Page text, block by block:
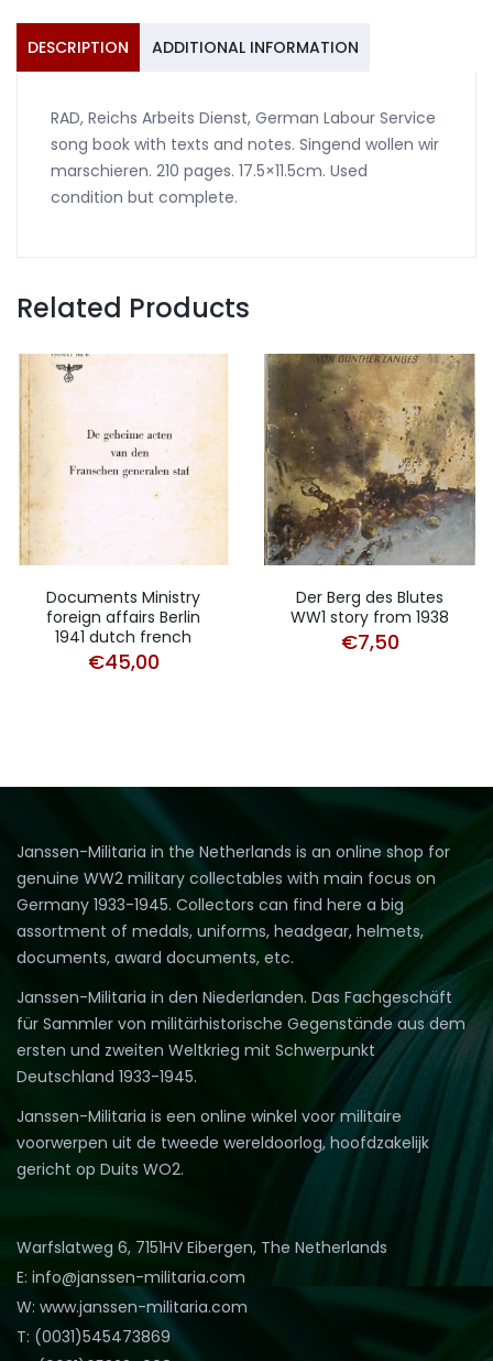
#1
quantity
DESCRIPTION ADDITIONAL INFORMATION
RAD, Reichs Arbeits Dienst, German Labour Service
song book with texts and notes. Singend wollen wir
marschieren. 210 pages. 17.5×11.5cm. Used
condition but complete.
Related Products
Documents Ministry
foreign affairs Berlin
1941 dutch french
€45,00
Der Berg des Blutes
WW1 story from 1938
€7,50
Janssen-Militaria in the Netherlands is an online shop for
genuine WW2 military collectables with main focus on
Germany 1933-1945. Collectors can find here a big
assortment of medals, uniforms, headgear, helmets,
documents, award documents, etc.
Janssen-Militaria in den Niederlanden. Das Fachgeschäft
für Sammler von militärhistorische Gegenstände aus dem
ersten und zweiten Weltkrieg mit Schwerpunkt
Deutschland 1933-1945.
Janssen-Militaria is een online winkel voor militaire
voorwerpen uit de tweede wereldoorlog, hoofdzakelijk
gericht op Duits WO2.
Warfslatweg 6, 7151HV Eibergen, The Netherlands
E: info@janssen-militaria.com
W: www.janssen-militaria.com
T: (0031)545473869